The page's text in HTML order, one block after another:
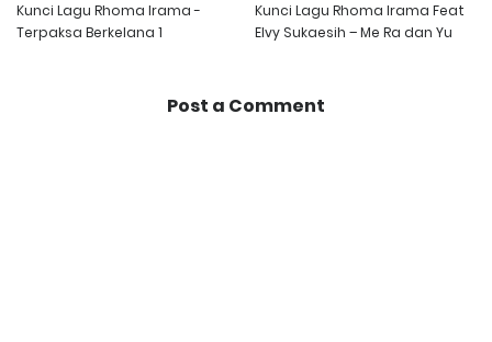
Kunci Lagu Rhoma Irama -
Terpaksa Berkelana 1
Kunci Lagu Rhoma Irama Feat
Elvy Sukaesih – Me Ra dan Yu
Post a Comment